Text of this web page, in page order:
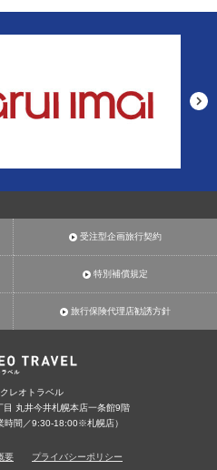
受注型企画旅行契約
特別補償規定
旅行保険代理店勧誘方針
レオトラベル
丸井今井札幌本店一条館9階
時間／9:30-18:00※札幌店）
要 プライバシーポリシー